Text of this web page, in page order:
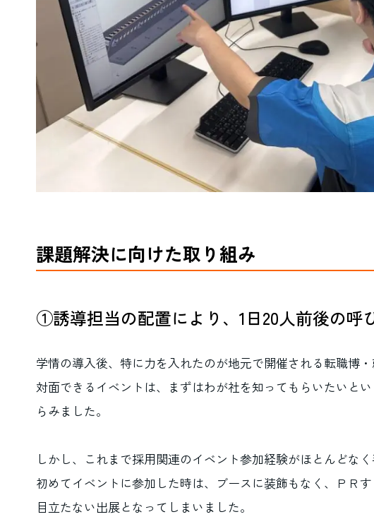
課題解決に向けた取り組み
①誘導担当の配置により、1日20人前後の呼
学情の導入後、特に力を入れたのが地元で開催される転職博
対面できるイベントは、まずはわが社を知ってもらいたいと
らみました。
しかし、これまで採用関連のイベント参加経験がほとんどな
初めてイベントに参加した時は、ブースに装飾もなく、ＰＲ
目立たない出展となってしまいました。